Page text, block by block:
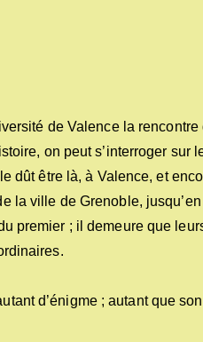
de Valence la
on peut s’interroger sur
dût être là, à Valence, et
la ville de Grenoble,
premier ; il demeure que
d’énigme ; autant que